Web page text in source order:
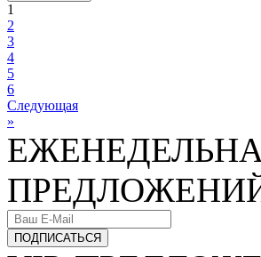
1
2
3
4
5
6
Следующая
»
ПОДПИСАТЬСЯ